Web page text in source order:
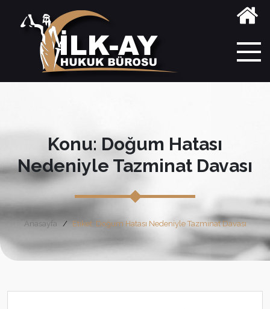
Konu: Doğum Hatası
Nedeniyle Tazminat Davası
Anasayfa Etiket: Doğum Hatası Nedeniyle Tazminat Davası